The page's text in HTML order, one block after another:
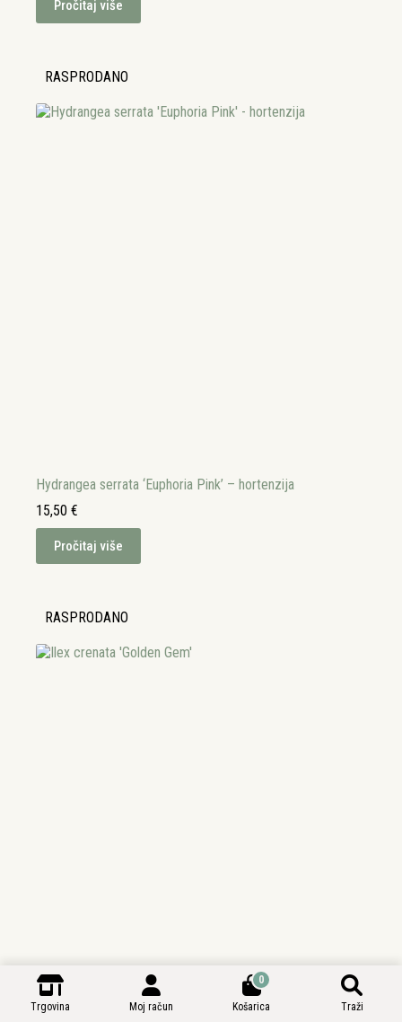
Pročitaj više
RASPRODANO
Hydrangea serrata ‘Euphoria Pink’ – hortenzija
15,50 €
Pročitaj više
RASPRODANO
Trgovina Moj račun
0
Košarica Traži